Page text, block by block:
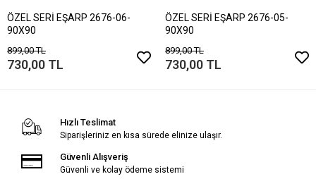
ÖZEL SERİ EŞARP 2676-06-
90X90
899,00 TL
730,00 TL
ÖZEL SERİ EŞARP 2676-05-
90X90
899,00 TL
730,00 TL
Hızlı Teslimat
Siparişleriniz en kısa sürede elinize ulaşır.
Güvenli Alışveriş
Güvenli ve kolay ödeme sistemi